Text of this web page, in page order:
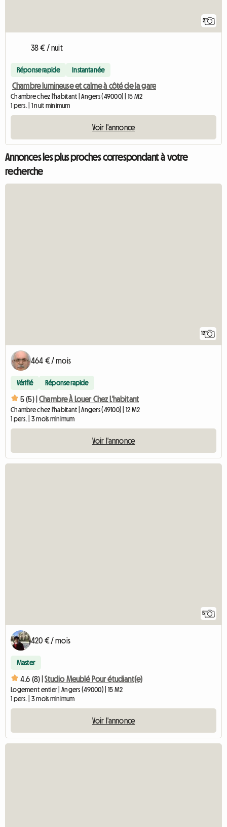
2
38 € / nuit
Réponse rapide Instantanée
Chambre lumineuse et calme à côté de la gare
Chambre chez l'habitant | Angers (49000) | 15 M2
1 pers. | 1 nuit minimum
Voir l'annonce
Annonces les plus proches correspondant à votre
recherche
12
464 € / mois
Vérifié Réponse rapide
5 (5) | Chambre À Louer Chez L'habitant
Chambre chez l'habitant | Angers (49100) | 12 M2
1 pers. | 3 mois minimum
Voir l'annonce
5
420 € / mois
Master
4.6 (8) | Studio Meublé Pour étudiant(e)
Logement entier | Angers (49000) | 15 M2
1 pers. | 3 mois minimum
Voir l'annonce